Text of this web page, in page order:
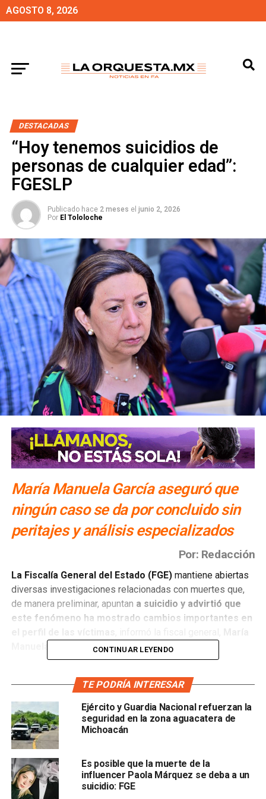
AGOSTO 8, 2026
DESTACADAS
“Hoy tenemos suicidios de
personas de cualquier edad”:
FGESLP
Publicado hace 2 meses el junio 2, 2026
Por El Tololoche
María Manuela García aseguró que
ningún caso se da por concluido sin
peritajes y análisis especializados
Por: Redacción
La Fiscalía General del Estado (FGE)mantiene abiertas
diversas investigaciones relacionadas con muertes que,
de manera preliminar, apuntan a suicidio y advirtió que
este fenómeno ha mostrado cambios importantes en
Manuela García Cázares.
levantamiento de una persona fallecida en circunstancias
que podrían tratarse de una muerte autoinfligida,
institución inicia una investigación para determinar si
se trata de un suicidio o de un homicidio
objetivo de descartar la comisión de algún delito.
García Cázares señaló que uno de los cambios
detectados por las autoridades es que estos caso
CONTINUAR LEYENDO
TE PODRÍA INTERESAR
Ejército y Guardia Nacional refuerzan la
seguridad en la zona aguacatera de
Michoacán
Es posible que la muerte de la
influencer Paola Márquez se deba a un
suicidio: FGE